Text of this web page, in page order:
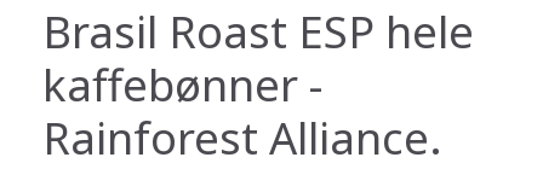
Brasil Roast ESP hele
kaffebønner -
Rainforest Alliance.